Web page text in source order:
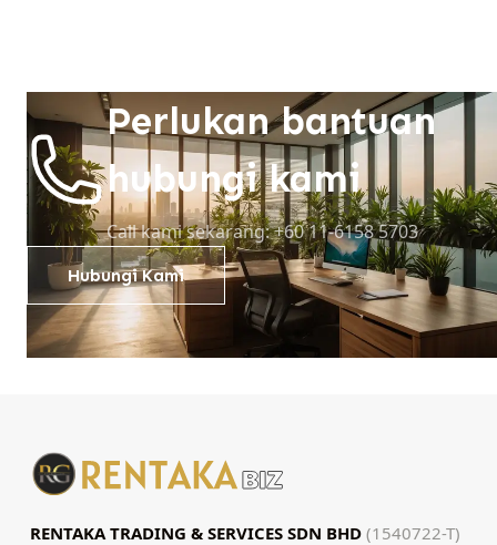
Perlukan bantuan
hubungi kami
Call kami sekarang: +60 11-6158 5703
Hubungi Kami
RENTAKA TRADING & SERVICES SDN BHD (1540722-T)